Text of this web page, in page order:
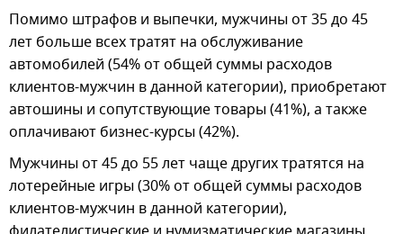
Помимо штрафов и выпечки, мужчины от 35 до 45
лет больше всех тратят на обслуживание
автомобилей (54% от общей суммы расходов
клиентов-мужчин в данной категории), приобретают
автошины и сопутствующие товары (41%), а также
оплачивают бизнес-курсы (42%).
Мужчины от 45 до 55 лет чаще других тратятся на
лотерейные игры (30% от общей суммы расходов
клиентов-мужчин в данной категории),